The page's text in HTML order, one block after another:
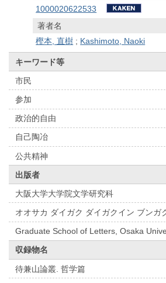
1000020622533
著者名
樫本, 直樹 ; Kashimoto, Naoki
キーワード等
市民
参加
政治的自由
自己陶冶
公共精神
出版者
大阪大学大学院文学研究科
オオサカ ダイガク ダイガクイン ブンガ
Graduate School of Letters, Osaka
収録物名
待兼山論叢. 哲学篇